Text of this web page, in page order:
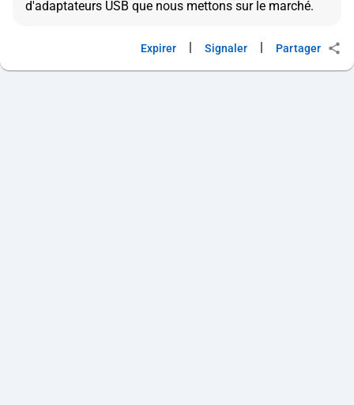
Expirer Signaler Partager